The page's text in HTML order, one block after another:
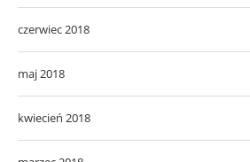
czerwiec 2018
maj 2018
kwiecień 2018